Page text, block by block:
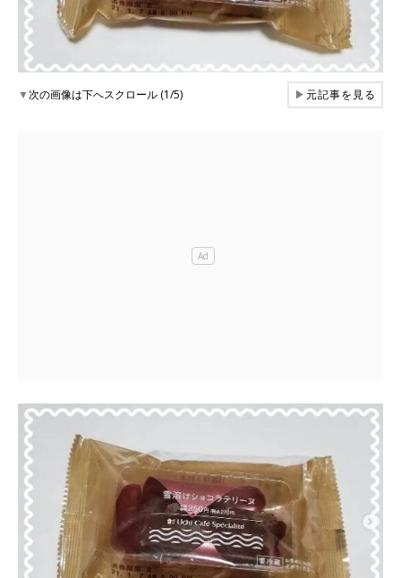
▼次の画像は下へスクロール (1/5) ▶元記事を見る